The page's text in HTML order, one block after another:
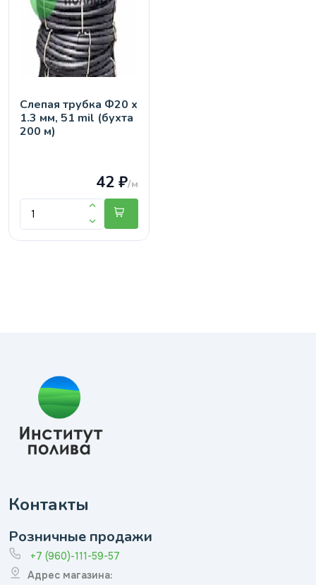
Слепая трубка Ф20 х
1.3 мм, 51 mil (бухта
200 м)
42 ₽/м
Контакты
Розничные продажи
+7 (960)-111-59-57
Адрес магазина: